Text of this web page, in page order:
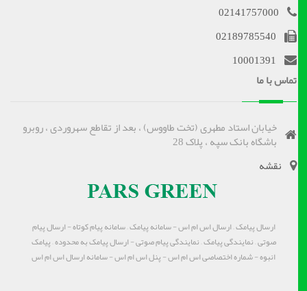
02141757000
02189785540
10001391
تماس با ما
خیابان استاد مطهری (تخت طاووس) ، بعد از تقاطع سهروردی ، روبرو
باشگاه بانک سپه ، پلاک 28
نقشه
ارسال پیامک – ارسال اس ام اس - سامانه پیامک – سامانه پیام کوتاه - ارسال پیام
صوتی – نمایندگی پیامک – نمایندگی پیام صوتی - ارسال پیامک به محدوده – پیامک
انبوه - شماره اختصاصی اس ام اس - پنل اس ام اس - سامانه ارسال اس ام اس